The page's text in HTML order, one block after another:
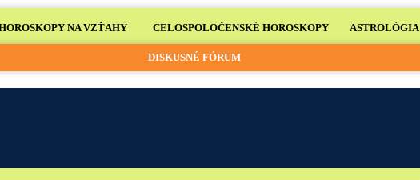
NA VZŤAHY CELOSPOLOČENSKÉ HOROSKOPY ASTROLÓGIA
DISKUSNÉ FÓRUM